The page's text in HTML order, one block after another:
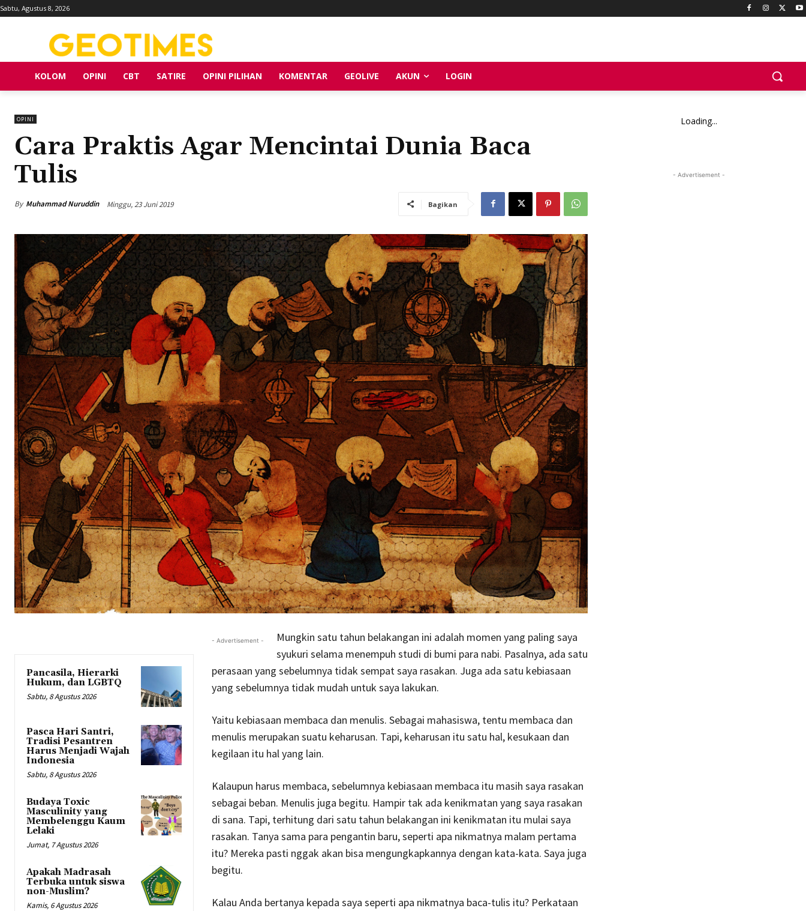
Sabtu, Agustus 8, 2026
KOLOM OPINI CBT SATIRE OPINI PILIHAN KOMENTAR GEOLIVE AKUN LOGIN
OPINI
Cara Praktis Agar Mencintai Dunia Baca
Tulis
By Muhammad Nuruddin Minggu, 23 Juni 2019 Bagikan
Pancasila, Hierarki
Hukum, dan LGBTQ
Sabtu, 8 Agustus 2026
Pasca Hari Santri,
Tradisi Pesantren
Harus Menjadi Wajah
Indonesia
Sabtu, 8 Agustus 2026
Budaya Toxic
Masculinity yang
Membelenggu Kaum
Lelaki
Jumat, 7 Agustus 2026
Apakah Madrasah
Terbuka untuk siswa
non-Muslim?
Kamis, 6 Agustus 2026
- Advertisement -
Mungkin satu tahun belakangan ini adalah momen yang paling saya
syukuri selama menempuh studi di bumi para nabi. Pasalnya, ada satu
perasaan yang sebelumnya tidak sempat saya rasakan. Juga ada satu kebiasaan
yang sebelumnya tidak mudah untuk saya lakukan.
Yaitu kebiasaan membaca dan menulis. Sebagai mahasiswa, tentu membaca dan
menulis merupakan suatu keharusan. Tapi, keharusan itu satu hal, kesukaan dan
kegilaan itu hal yang lain.
Kalaupun harus membaca, sebelumnya kebiasaan membaca itu masih saya rasakan
sebagai beban. Menulis juga begitu. Hampir tak ada kenikmatan yang saya rasakan
di sana. Tapi, terhitung dari satu tahun belakangan ini kenikmatan itu mulai saya
rasakan. Tanya sama para pengantin baru, seperti apa nikmatnya malam pertama
itu? Mereka pasti nggak akan bisa mengungkapkannya dengan kata-kata. Saya juga
begitu.
Kalau Anda bertanya kepada saya seperti apa nikmatnya baca-tulis itu? Perkataan
Loading...
- Advertisement -